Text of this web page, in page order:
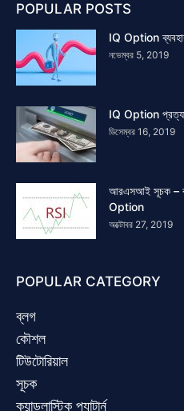
POPULAR POSTS
IQ Option
নভেম্বর 5, 2019
IQ Option
ডিসেম্বর 16, 2019
আরএসআই সূচক –
Option
অক্টোবর 27, 2019
POPULAR CATEGORY
ব্লগ
কৌশল
টিউটোরিয়াল
সূচক
ক্যান্ডলাস্টিক প্যাটার্ন